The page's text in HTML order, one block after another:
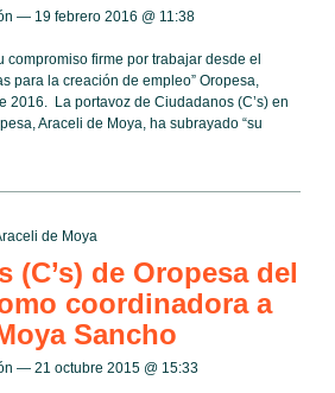
— 19 febrero 2016 @ 11:38
compromiso firme por trabajar desde el
para la creación de empleo” Oropesa,
2016. La portavoz de Ciudadanos (C’s) en
Araceli de Moya, ha subrayado “su
de Moya
(C’s) de Oropesa del
coordinadora a
Sancho
— 21 octubre 2015 @ 15:33